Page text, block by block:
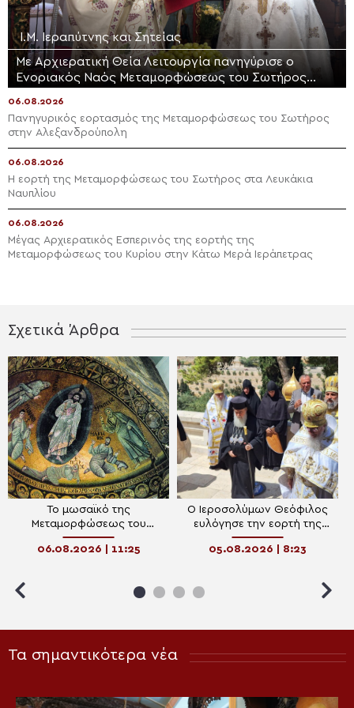
Ι.Μ. Ιεραπύτνης και Σητείας
Με Αρχιερατική Θεία Λειτουργία πανηγύρισε ο
Ενοριακός Ναός Μεταμορφώσεως του Σωτήρος
06.08.2026
Πανηγυρικός εορτασμός της Μεταμορφώσεως του Σωτήρος
στην Αλεξανδρούπολη
06.08.2026
Η εορτή της Μεταμορφώσεως του Σωτήρος στα Λευκάκια
Ναυπλίου
06.08.2026
Μέγας Αρχιερατικός Εσπερινός της εορτής της
Μεταμορφώσεως του Κυρίου στην Κάτω Μερά Ιεράπετρας
Σχετικά Άρθρα
To μωσαϊκό της
Μεταμορφώσεως του
Σωτήρος στη Μονή Σινά
06.08.2026 | 11:25
Ο Ιεροσολύμων Θεόφιλος
ευλόγησε την εορτή της
Αγίας Μαρίας της
Μαγδαληνής στη Ρωσική
05.08.2026 | 8:23
Τα σημαντικότερα νέα